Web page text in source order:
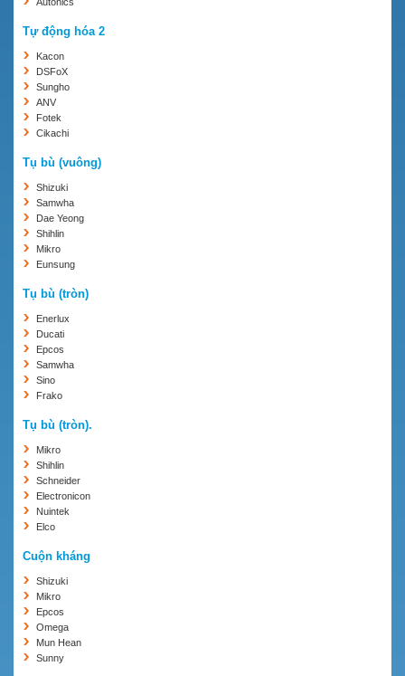
Autonics
Tự động hóa 2
Kacon
DSFoX
Sungho
ANV
Fotek
Cikachi
Tụ bù (vuông)
Shizuki
Samwha
Dae Yeong
Shihlin
Mikro
Eunsung
Tụ bù (tròn)
Enerlux
Ducati
Epcos
Samwha
Sino
Frako
Tụ bù (tròn).
Mikro
Shihlin
Schneider
Electronicon
Nuintek
Elco
Cuộn kháng
Shizuki
Mikro
Epcos
Omega
Mun Hean
Sunny